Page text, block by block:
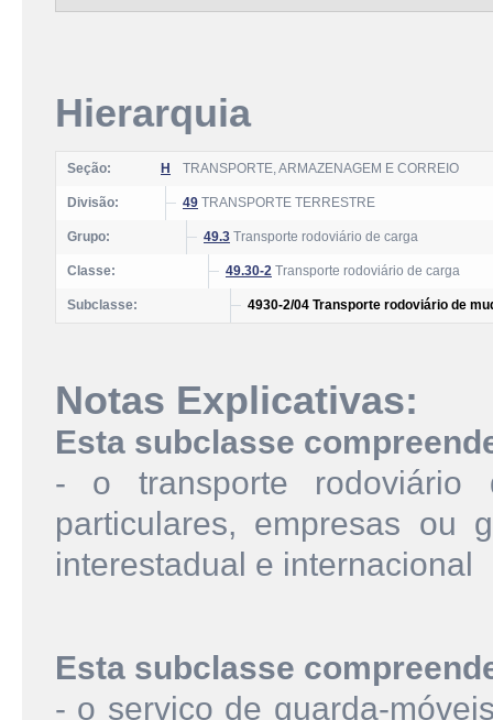
Hierarquia
Seção: H TRANSPORTE, ARMAZENAGEM E CORREIO
Divisão: 49 TRANSPORTE TERRESTRE
Grupo: 49.3 Transporte rodoviário de carga
Classe: 49.30-2 Transporte rodoviário de carga
Subclasse: 4930-2/04 Transporte rodoviário de
Notas Explicativas:
Esta subclasse
- o transporte rodoviário
particulares, empresas ou
interestadual e internacional
Esta subclasse
- o serviço de guarda-